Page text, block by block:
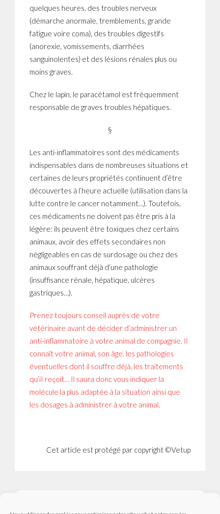
quelques heures, des troubles nerveux
(démarche anormale, tremblements, grande
fatigue voire coma), des troubles digestifs
(anorexie, vomissements, diarrhées
sanguinolentes) et des lésions rénales plus ou
moins graves.
Chez le lapin, le paracétamol est fréquemment
responsable de graves troubles hépatiques.
§
Les anti-inflammatoires sont des médicaments
indispensables dans de nombreuses situations et
certaines de leurs propriétés continuent d’être
découvertes à l’heure actuelle (utilisation dans la
lutte contre le cancer notamment…). Toutefois,
ces médicaments ne doivent pas être pris à la
légère: ils peuvent être toxiques chez certains
animaux, avoir des effets secondaires non
négligeables en cas de surdosage ou chez des
animaux souffrant déjà d’une pathologie
(insuffisance rénale, hépatique, ulcères
gastriques…).
Prenez toujours conseil auprès de votre
vétérinaire avant de décider d’administrer un
anti-inflammatoire à votre animal de compagnie. Il
connaît votre animal, son âge, les pathologies
éventuelles dont il souffre déjà, les traitements
qu’iI reçoit… Il saura donc vous indiquer la
molécule la plus adaptée à la situation ainsi que
les dosages à administrer à votre animal.
Cet article est protégé par copyright ©Vetup